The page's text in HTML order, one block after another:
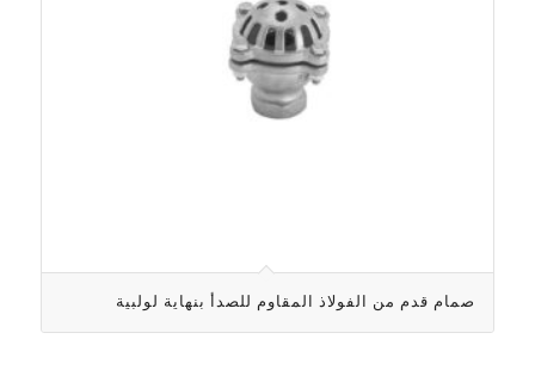
صمام قدم من الفولاذ المقاوم للصدأ بنهاية لولبية